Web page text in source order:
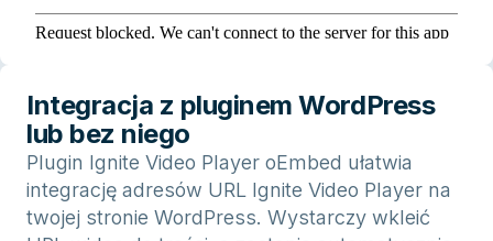
Integracja z pluginem WordPress
lub bez niego
Plugin Ignite Video Player oEmbed ułatwia
integrację adresów URL Ignite Video Player na
twojej stronie WordPress. Wystarczy wkleić